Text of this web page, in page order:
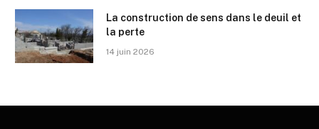
La construction de sens dans le deuil et
la perte
14 juin 2026